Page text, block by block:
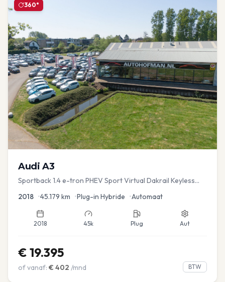
360°
Audi A3
Sportback 1.4 e-tron PHEV Sport Virtual Dakrail Keyless
2018 •45.179 km •Plug-in Hybride •Automaat
2018 45k Plug Aut
€ 19.395
of vanaf: € 402 /mnd BTW